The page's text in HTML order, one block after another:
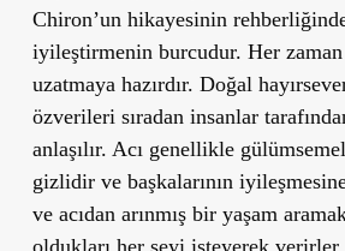
Chiron’un hikayesinin
iyileştirmenin burcudur. Her
uzatmaya hazırdır. Doğal
özverileri sıradan insanlar
anlaşılır. Acı genellikle
gizlidir ve başkalarının
ve acıdan arınmış bir yaşam
oldukları her şeyi isteyerek